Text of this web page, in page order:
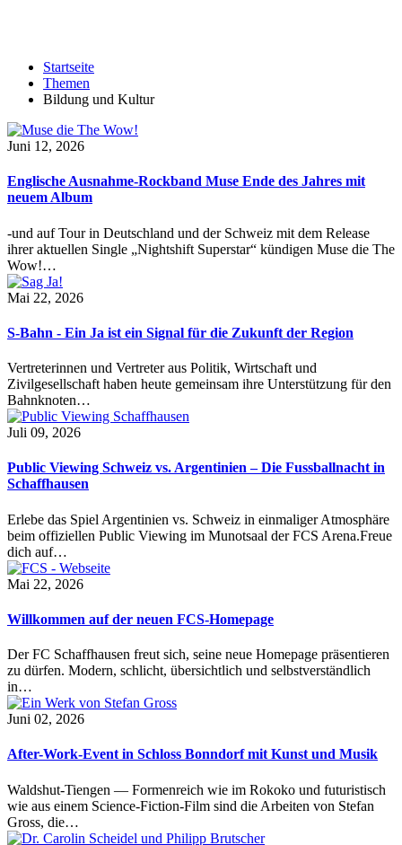
Startseite
Themen
Bildung und Kultur
Juni 12, 2026
Englische Ausnahme-Rockband Muse Ende des Jahres mit
neuem Album
-und auf Tour in Deutschland und der Schweiz mit dem Release
ihrer aktuellen Single „Nightshift Superstar“ kündigen Muse die The
Wow!…
Mai 22, 2026
S-Bahn - Ein Ja ist ein Signal für die Zukunft der Region
Vertreterinnen und Vertreter aus Politik, Wirtschaft und
Zivilgesellschaft haben heute gemeinsam ihre Unterstützung für den
Bahnknoten…
Juli 09, 2026
Public Viewing Schweiz vs. Argentinien – Die Fussballnacht in
Schaffhausen
Erlebe das Spiel Argentinien vs. Schweiz in einmaliger Atmosphäre
beim offiziellen Public Viewing im Munotsaal der FCS Arena.Freue
dich auf…
Mai 22, 2026
Willkommen auf der neuen FCS-Homepage
Der FC Schaffhausen freut sich, seine neue Homepage präsentieren
zu dürfen. Modern, schlicht, übersichtlich und selbstverständlich
in…
Juni 02, 2026
After-Work-Event in Schloss Bonndorf mit Kunst und Musik
Waldshut-Tiengen — Formenreich wie im Rokoko und futuristisch
wie aus einem Science-Fiction-Film sind die Arbeiten von Stefan
Gross, die…